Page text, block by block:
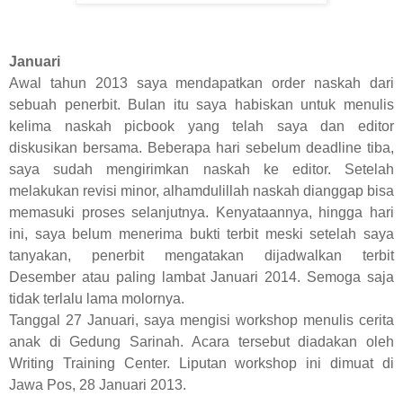
Januari
Awal tahun 2013 saya mendapatkan order naskah dari
sebuah penerbit. Bulan itu saya habiskan untuk menulis
kelima naskah picbook yang telah saya dan editor
diskusikan bersama. Beberapa hari sebelum deadline tiba,
saya sudah mengirimkan naskah ke editor. Setelah
melakukan revisi minor, alhamdulillah naskah dianggap bisa
memasuki proses selanjutnya. Kenyataannya, hingga hari
ini, saya belum menerima bukti terbit meski setelah saya
tanyakan, penerbit mengatakan dijadwalkan terbit
Desember atau paling lambat Januari 2014. Semoga saja
tidak terlalu lama molornya.
Tanggal 27 Januari, saya mengisi workshop menulis cerita
anak di Gedung Sarinah. Acara tersebut diadakan oleh
Writing Training Center. Liputan workshop ini dimuat di
Jawa Pos, 28 Januari 2013.